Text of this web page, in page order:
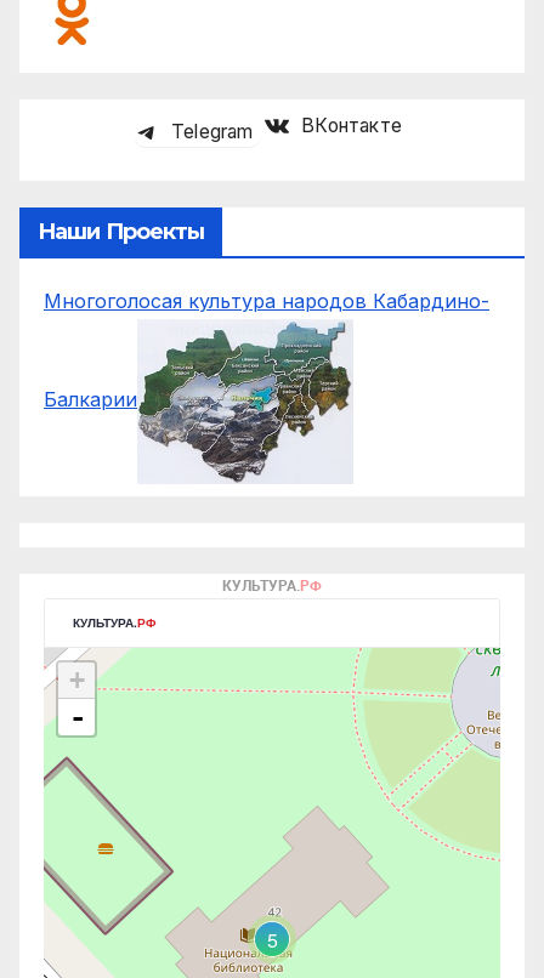
Telegram ВКонтакте
Наши Проекты
Многоголосая культура народов Кабардино-
Балкарии